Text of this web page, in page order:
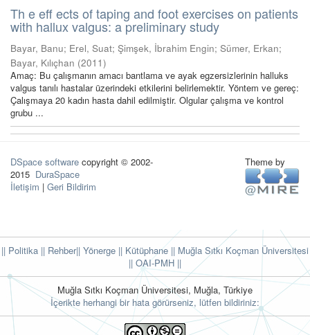
Th e eff ects of taping and foot exercises on patients
with hallux valgus: a preliminary study
Bayar, Banu; Erel, Suat; Şimşek, İbrahim Engin; Sümer, Erkan;
Bayar, Kılıçhan (2011)
Amaç: Bu çalışmanın amacı bantlama ve ayak egzersizlerinin halluks
valgus tanılı hastalar üzerindeki etkilerini belirlemektir. Yöntem ve gereç:
Çalışmaya 20 kadın hasta dahil edilmiştir. Olgular çalışma ve kontrol
grubu ...
DSpace software copyright © 2002-
2015 DuraSpace
İletişim | Geri Bildirim
Theme by
|| Politika || Rehber|| Yönerge || Kütüphane || Muğla Sıtkı Koçman Üniversitesi
|| OAI-PMH ||
Muğla Sıtkı Koçman Üniversitesi, Muğla, Türkiye
İçerikte herhangi bir hata görürseniz, lütfen bildiriniz: